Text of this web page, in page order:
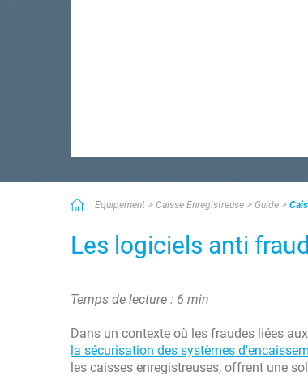
Equipement Caisse Enregistreuse Guide
Les logiciels anti
Temps de lecture : 6 min
Dans un contexte où les fraudes liées
la sécurisation des systèmes
les caisses enregistreuses, offrent une